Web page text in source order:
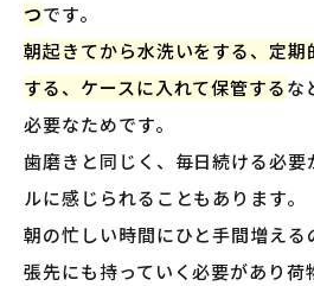
つです。
朝起きてから水洗いをする、定期
する、ケースに入れて保管するな
必要なためです。
歯磨きと同じく、毎日続ける必要
ルに感じられることもあります。
朝の忙しい時間にひと手間増える
張先にも持っていく必要があり荷